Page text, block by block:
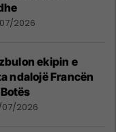
2026
ekipin e
ndalojë Francën
2026